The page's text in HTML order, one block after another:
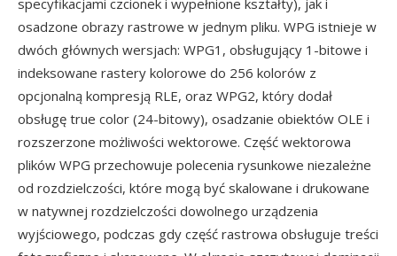
specyfikacjami czcionek i wypełnione kształty), jak i
osadzone obrazy rastrowe w jednym pliku. WPG istnieje w
dwóch głównych wersjach: WPG1, obsługujący 1-bitowe i
indeksowane rastery kolorowe do 256 kolorów z
opcjonalną kompresją RLE, oraz WPG2, który dodał
obsługę true color (24-bitowy), osadzanie obiektów OLE i
rozszerzone możliwości wektorowe. Część wektorowa
plików WPG przechowuje polecenia rysunkowe niezależne
od rozdzielczości, które mogą być skalowane i drukowane
w natywnej rozdzielczości dowolnego urządzenia
wyjściowego, podczas gdy część rastrowa obsługuje treści